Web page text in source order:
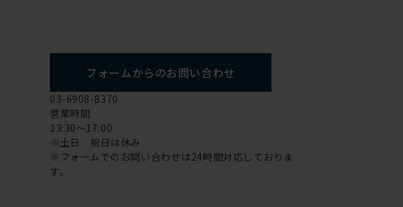
フォームからのお問い合わせ
03-6908-8370
営業時間
13:30～17:00
※土日 祝日は休み
※フォームでのお問い合わせは24時間対応しておりま
す。